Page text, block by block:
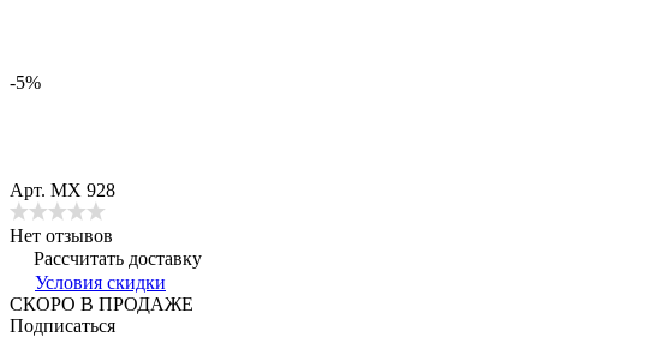
-5%
Арт. МХ 928
Нет отзывов
Рассчитать доставку
Условия скидки
СКОРО В ПРОДАЖЕ
Подписаться